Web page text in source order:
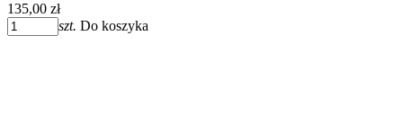
135,00 zł
szt. Do koszyka